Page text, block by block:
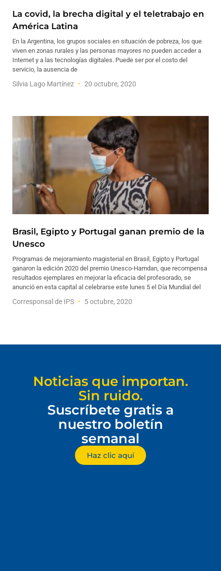
La covid, la brecha digital y el teletrabajo en
América Latina
En la Argentina, los grupos sociales en situación de pobreza, los que
viven en zonas rurales y las personas mayores no pueden acceder a
Internet y a las tecnologías digitales. Puede ser por el costo del
servicio, la ausencia de
Silvia Lago Martínez 20 octubre, 2020
Brasil, Egipto y Portugal ganan premio de la
Unesco
Programas de mejoramiento magisterial en Brasil, Egipto y Portugal
ganaron la edición 2020 del premio Unesco-Hamdan, que recompensa
resultados ejemplares en mejorar la eficacia del profesorado, se
anunció en esta capital al celebrarse este lunes 5 el Día Mundial del
Corresponsal de IPS 5 octubre, 2020
Noticias que importan.
Sin ruido.
Suscríbete gratis a
nuestro boletín
semanal
Haz clic aquí